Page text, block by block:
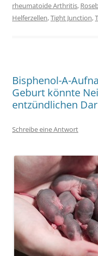
rheumatoide Arthritis,
Helferzellen,Tight Junction,
Bisphenol-A-
Geburt könnte
entzündlichen
Schreibe eine Antwort